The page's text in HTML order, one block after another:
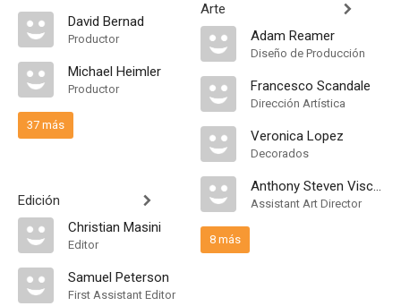
David Bernad
Productor
Michael Heimler
Productor
37 más
Edición
Christian Masini
Editor
Samuel Peterson
First Assistant Editor
Arte
Adam Reamer
Diseño de Producción
Francesco Scandale
Dirección Artística
Veronica Lopez
Decorados
Anthony Steven Visciglia
Assistant Art Director
8 más